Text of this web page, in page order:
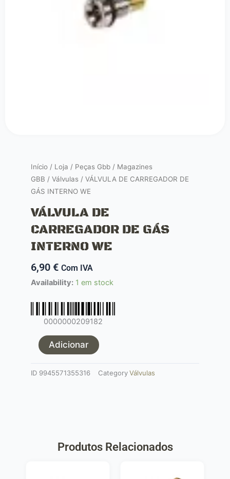
Início / Loja / Peças Gbb / Magazines
GBB / Válvulas / VÁLVULA DE CARREGADOR DE
GÁS INTERNO WE
VÁLVULA DE
CARREGADOR DE GÁS
INTERNO WE
6,90 € Com IVA
Availability: 1 em stock
0000000209182
Quantidade
DE
GÁS
INTERNO
Adicionar
ID 9945571355316 CategoryVálvulas
Produtos Relacionados